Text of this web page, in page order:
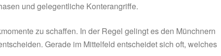
und gelegentliche Konterangriffe.
zu schaffen. In der Regel gelingt es den Münchnern
Gerade im Mittelfeld entscheidet sich oft, welches